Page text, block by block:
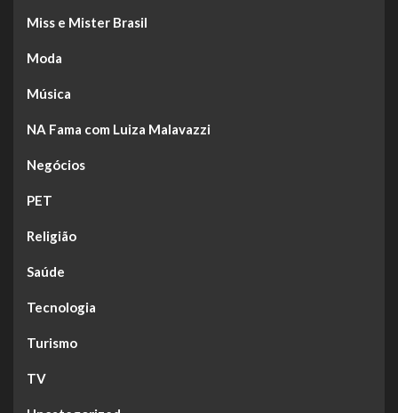
Miss e Mister Brasil
Moda
Música
NA Fama com Luiza Malavazzi
Negócios
PET
Religião
Saúde
Tecnologia
Turismo
TV